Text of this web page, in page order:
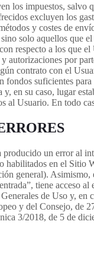
los impuestos,
excluyen los
y costes de
solo aquellos
respecto a los
autorizaciones por
contrato con el
suficientes
en su caso, lugar
Usuario. En todo
un error
en el
general).
tiene acceso
de Uso y,
y del Consejo, de
3/2018, de 5 de